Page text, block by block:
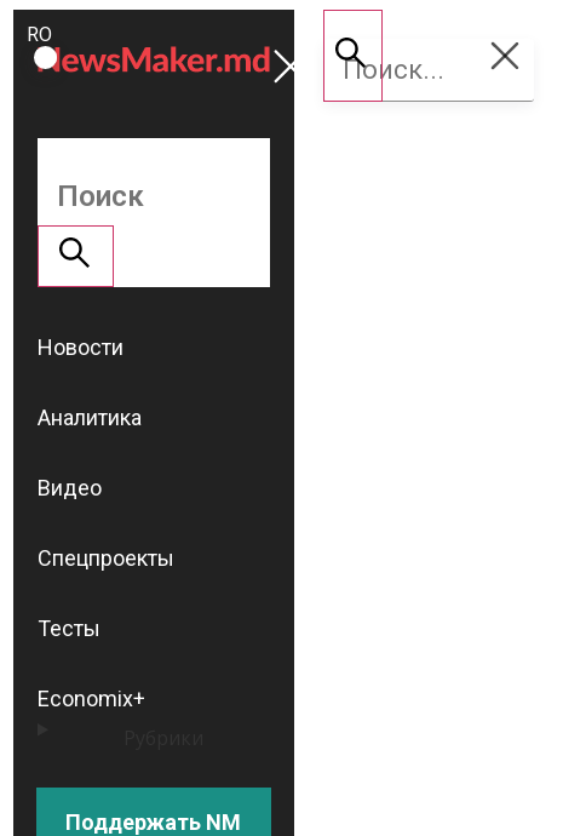
ROMÂNĂ
RU
Поддержать
NM
Новости
Аналитика
Видео
Спецпроекты
Тесты
Economix+
Поддержать NM